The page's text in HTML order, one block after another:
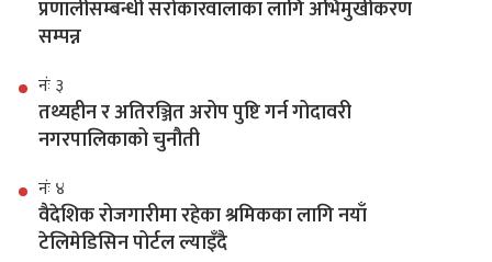
प्रणालीसम्बन्धी सरोकारवालाका लागि अभिमुखीकरण
सम्पन्न
नंः ३
तथ्यहीन र अतिरञ्जित अरोप पुष्टि गर्न गोदावरी
नगरपालिकाको चुनौती
नंः ४
वैदेशिक रोजगारीमा रहेका श्रमिकका लागि नयाँ
टेलिमेडिसिन पोर्टल ल्याइँदै